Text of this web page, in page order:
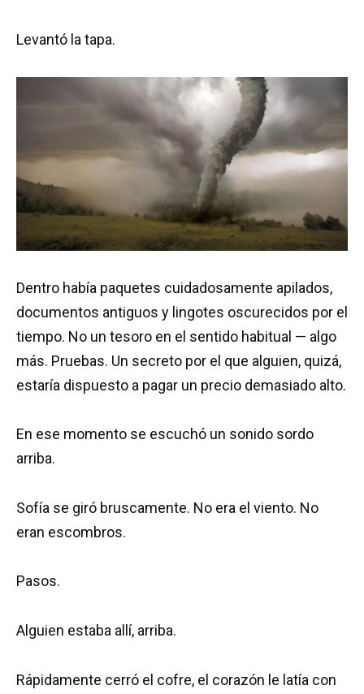
Levantó la tapa.
Dentro había paquetes cuidadosamente apilados,
documentos antiguos y lingotes oscurecidos por el
tiempo. No un tesoro en el sentido habitual — algo
más. Pruebas. Un secreto por el que alguien, quizá,
estaría dispuesto a pagar un precio demasiado alto.
En ese momento se escuchó un sonido sordo
arriba.
Sofía se giró bruscamente. No era el viento. No
eran escombros.
Pasos.
Alguien estaba allí, arriba.
Rápidamente cerró el cofre, el corazón le latía con